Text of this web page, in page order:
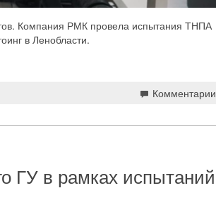
Компания РМК провела испытания ТНПА
в Ленобласти.
Комментарии
ГУ в рамках испытаний